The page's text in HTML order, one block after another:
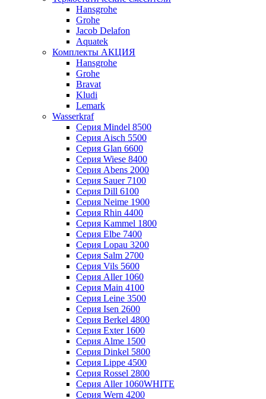
Hansgrohe
Grohe
Jacob Delafon
Aquatek
Комплекты АКЦИЯ
Hansgrohe
Grohe
Bravat
Kludi
Lemark
Wasserkraf
Серия Mindel 8500
Серия Aisch 5500
Серия Glan 6600
Серия Wiese 8400
Серия Abens 2000
Серия Sauer 7100
Серия Dill 6100
Серия Neime 1900
Серия Rhin 4400
Серия Kammel 1800
Серия Elbe 7400
Серия Lopau 3200
Серия Salm 2700
Серия Vils 5600
Серия Aller 1060
Серия Main 4100
Серия Leine 3500
Серия Isen 2600
Серия Berkel 4800
Серия Exter 1600
Серия Alme 1500
Серия Dinkel 5800
Серия Lippe 4500
Серия Rossel 2800
Серия Aller 1060WHITE
Серия Wern 4200